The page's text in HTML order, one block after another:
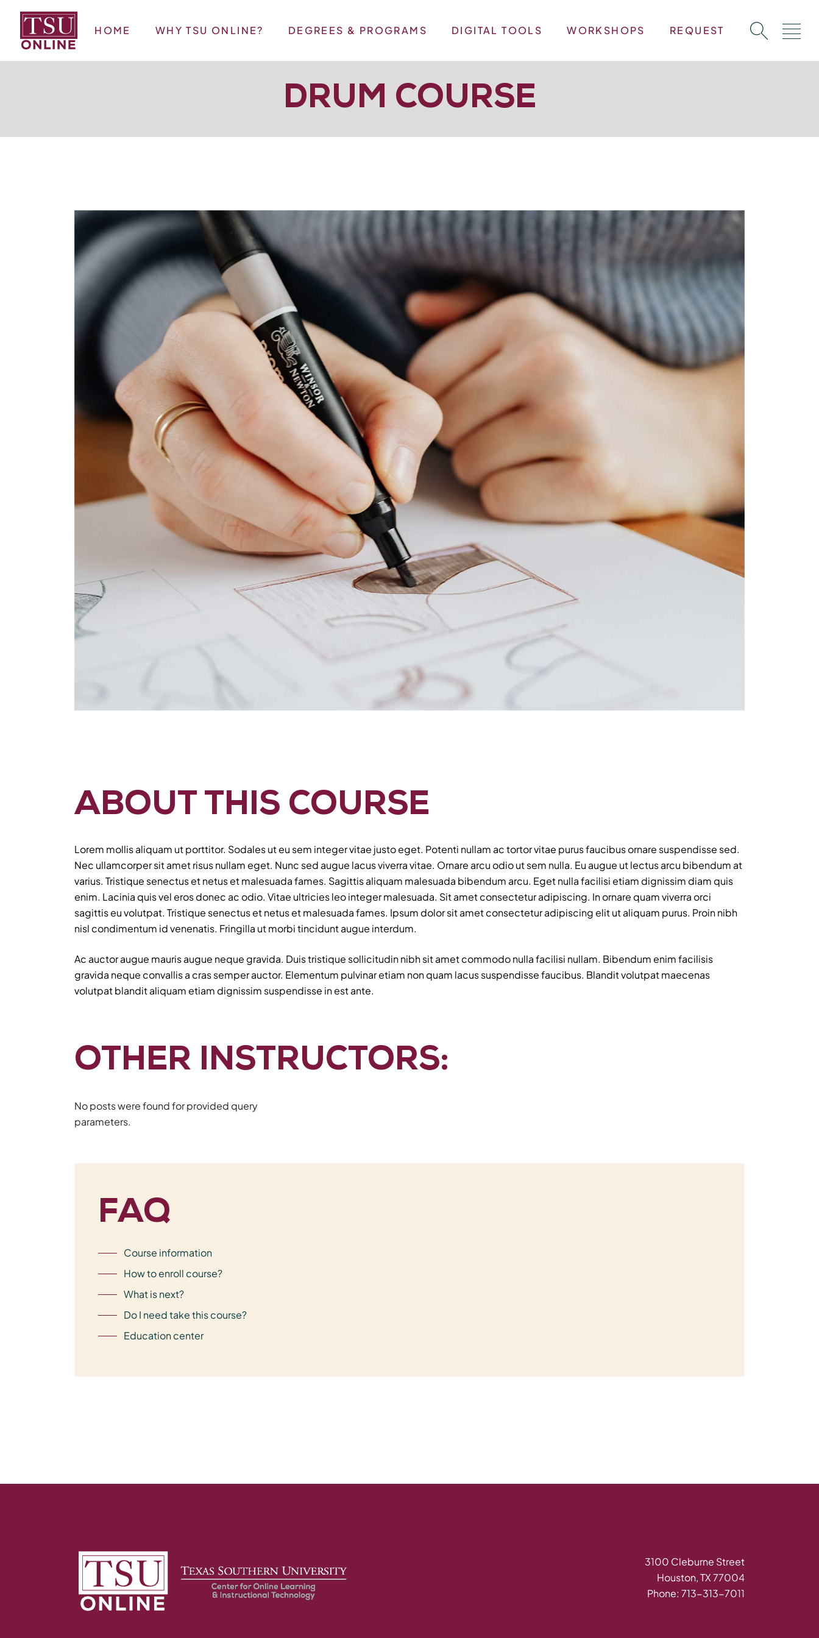
HOME WHY TSU ONLINE? DEGREES & PROGRAMS DIGITAL TOOLS WORKSHOPS REQUEST
DRUM COURSE
ABOUT THIS COURSE
Lorem mollis aliquam ut porttitor. Sodales ut eu sem integer vitae justo eget. Potenti nullam ac tortor vitae purus faucibus ornare suspendisse sed.
Nec ullamcorper sit amet risus nullam eget. Nunc sed augue lacus viverra vitae. Ornare arcu odio ut sem nulla. Eu augue ut lectus arcu bibendum at
varius. Tristique senectus et netus et malesuada fames. Sagittis aliquam malesuada bibendum arcu. Eget nulla facilisi etiam dignissim diam quis
enim. Lacinia quis vel eros donec ac odio. Vitae ultricies leo integer malesuada. Sit amet consectetur adipiscing. In ornare quam viverra orci
sagittis eu volutpat. Tristique senectus et netus et malesuada fames. Ipsum dolor sit amet consectetur adipiscing elit ut aliquam purus. Proin nibh
nisl condimentum id venenatis. Fringilla ut morbi tincidunt augue interdum.
Ac auctor augue mauris augue neque gravida. Duis tristique sollicitudin nibh sit amet commodo nulla facilisi nullam. Bibendum enim facilisis
gravida neque convallis a cras semper auctor. Elementum pulvinar etiam non quam lacus suspendisse faucibus. Blandit volutpat maecenas
volutpat blandit aliquam etiam dignissim suspendisse in est ante.
OTHER INSTRUCTORS:
No posts were found for provided query
parameters.
FAQ
Course information
How to enroll course?
What is next?
Do I need take this course?
Education center
3100 Cleburne Street
Houston, TX 77004
Phone: 713-313-7011